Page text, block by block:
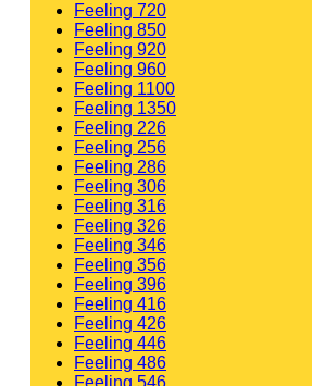
Feeling 720
Feeling 850
Feeling 920
Feeling 960
Feeling 1100
Feeling 1350
Feeling 226
Feeling 256
Feeling 286
Feeling 306
Feeling 316
Feeling 326
Feeling 346
Feeling 356
Feeling 396
Feeling 416
Feeling 426
Feeling 446
Feeling 486